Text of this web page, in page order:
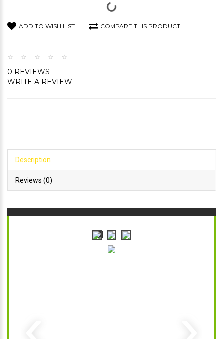
ADD TO WISH LIST COMPARE THIS PRODUCT
0 REVIEWS
WRITE A REVIEW
Description
Reviews (0)